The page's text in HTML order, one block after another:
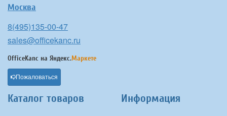
Москва
8(495)135-00-47
sales@officekanc.ru
OfficeKanc на Яндекс.Маркете
Пожаловаться
Каталог товаров Информация